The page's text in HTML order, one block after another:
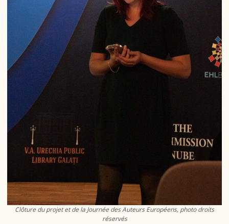
Clôture du projet et de la Journée des Auteurs Européens, photo droits
réservés